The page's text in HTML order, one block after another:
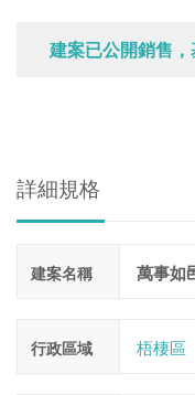
建案已公開銷售
詳細規格
建案名稱 萬事如
行政區域 梧棲區